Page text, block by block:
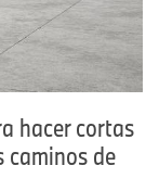
hacer cortas
caminos de